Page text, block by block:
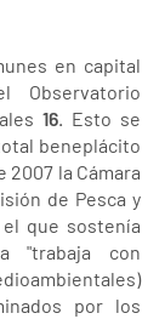
en capital
Observatorio
16. Esto se
beneplácito
2007 la Cámara
de Pesca y
que sostenía
"trabaja con
por los